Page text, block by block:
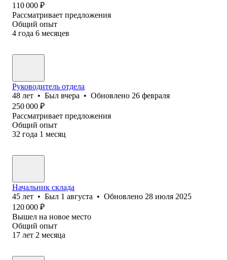
110 000 ₽
Рассматривает предложения
Общий опыт
4 года 6 месяцев
Руководитель отдела
48 лет • Был вчера • Обновлено 26 февраля
250 000 ₽
Рассматривает предложения
Общий опыт
32 года 1 месяц
Начальник склада
45 лет • Был 1 августа • Обновлено 28 июля 2025
120 000 ₽
Вышел на новое место
Общий опыт
17 лет 2 месяца